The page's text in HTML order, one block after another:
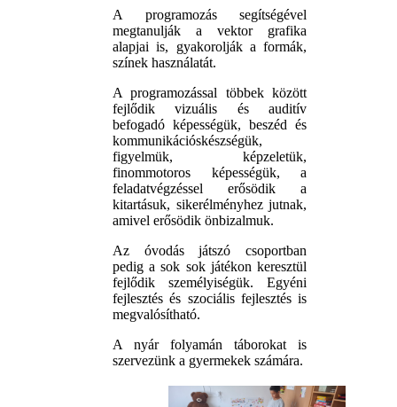
A programozás segítségével
megtanulják a vektor grafika
alapjai is, gyakorolják a formák,
színek használatát.
A programozással többek között
fejlődik vizuális és auditív
befogadó képességük, beszéd és
kommunikációskészségük,
figyelmük, képzeletük,
finommotoros képességük, a
feladatvégzéssel erősödik a
kitartásuk, sikerélményhez jutnak,
amivel erősödik önbizalmuk.
Az óvodás játszó csoportban
pedig a sok sok játékon keresztül
fejlődik személyiségük. Egyéni
fejlesztés és szociális fejlesztés is
megvalósítható.
A nyár folyamán táborokat is
szervezünk a gyermekek számára.